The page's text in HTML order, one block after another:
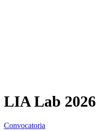
LIA Lab 2026
Convocatoria